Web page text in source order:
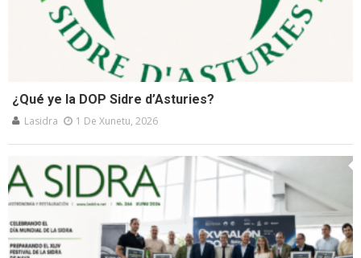
¿Qué ye la DOP Sidre d’Asturies?
Lasidra 1 De Xunetu, 2026